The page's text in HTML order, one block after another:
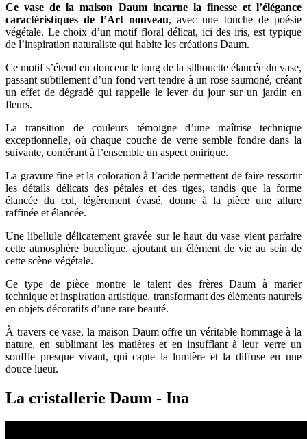
Ce vase de la maison Daum incarne la finesse et l’élégance
caractéristiques de l’Art nouveau, avec une touche de poésie
végétale. Le choix d’un motif floral délicat, ici des iris, est typique
de l’inspiration naturaliste qui habite les créations Daum.
Ce motif s’étend en douceur le long de la silhouette élancée du vase,
passant subtilement d’un fond vert tendre à un rose saumoné, créant
un effet de dégradé qui rappelle le lever du jour sur un jardin en
fleurs.
La transition de couleurs témoigne d’une maîtrise technique
exceptionnelle, où chaque couche de verre semble fondre dans la
suivante, conférant à l’ensemble un aspect onirique.
La gravure fine et la coloration à l’acide permettent de faire ressortir
les détails délicats des pétales et des tiges, tandis que la forme
élancée du col, légèrement évasé, donne à la pièce une allure
raffinée et élancée.
Une libellule délicatement gravée sur le haut du vase vient parfaire
cette atmosphère bucolique, ajoutant un élément de vie au sein de
cette scène végétale.
Ce type de pièce montre le talent des frères Daum à marier
technique et inspiration artistique, transformant des éléments naturels
en objets décoratifs d’une rare beauté.
À travers ce vase, la maison Daum offre un véritable hommage à la
nature, en sublimant les matières et en insufflant à leur verre un
souffle presque vivant, qui capte la lumière et la diffuse en une
douce lueur.
La cristallerie Daum - Ina